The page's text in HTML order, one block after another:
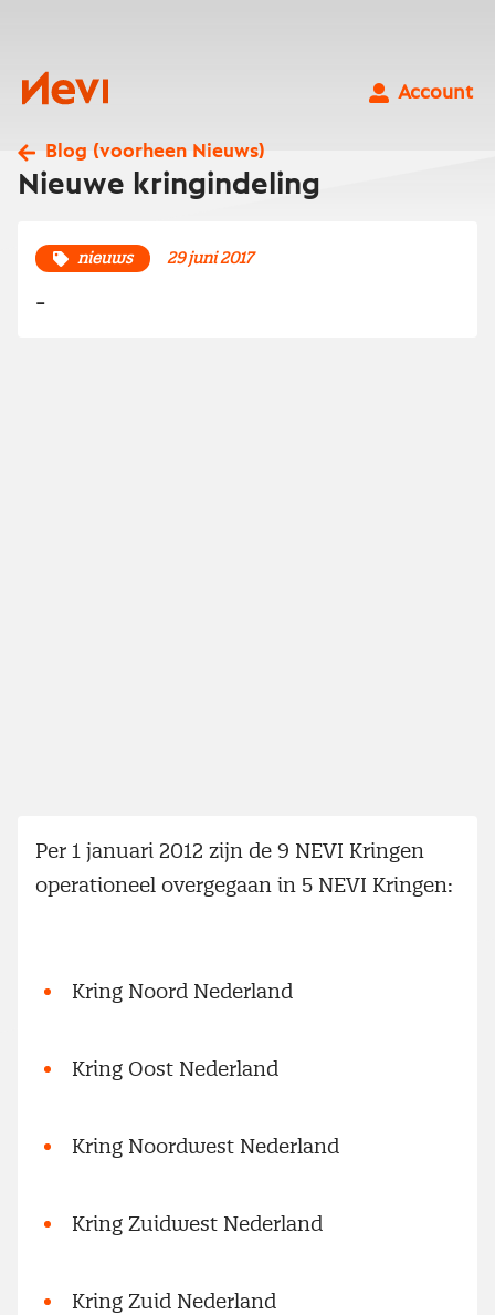
Nevi
Account
Blog (voorheen Nieuws)
Nieuwe kringindeling
nieuws 29 juni 2017
-
Per 1 januari 2012 zijn de 9 NEVI Kringen
operationeel overgegaan in 5 NEVI Kringen:
Kring Noord Nederland
Kring Oost Nederland
Kring Noordwest Nederland
Kring Zuidwest Nederland
Kring Zuid Nederland